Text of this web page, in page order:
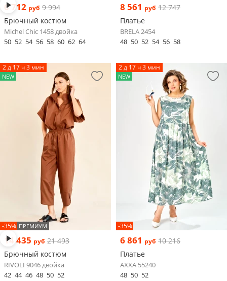
6 712 руб 9 994
Брючный костюм
Michel Chic 1458 двойка
50 52 54 56 58 60 62 64
8 561 руб 12 747
Платье
BRELA 2454
48 50 52 54 56 58
2 д 17 ч 3 мин
NEW
-35% ПРЕМИУМ
14 435 руб 21 493
Брючный костюм
RIVOLI 9046 двойка
42 44 46 48 50 52
2 д 17 ч 3 мин
NEW
-35%
6 861 руб 10 216
Платье
AXXA 55240
48 50 52